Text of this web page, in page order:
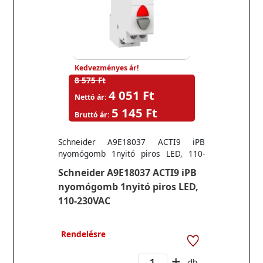
Schneider A9E18037 ACTI9 iPB
nyomógomb 1nyitó piros LED,
110-230VAC
Schneider A9E18037 ACTI9 iPB
nyomógomb 1nyitó piros LED, 110-
Kedvezményes ár!
8 575 Ft
Nettó ár: 4 051 Ft
Bruttó ár: 5 145 Ft
Rendelésre